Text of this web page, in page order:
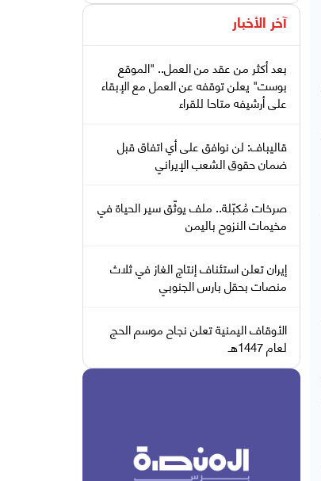
آخر الأخبار
بعد أكثر من عقد من العمل.. "الموقع
بوست" يعلن توقفه عن العمل مع الإبقاء
على أرشيفه متاحا للقراء
قاليباف: لن نوافق على أي اتفاق قبل
ضمان حقوق الشعب الإيراني
صرخات مُكبّلة.. ملف يوثّق سير الحياة في
مخيمات النزوح باليمن
إيران تعلن استئناف إنتاج الغاز في ثلاث
منصات بحقل بارس الجنوبي
الأوقاف اليمنية تعلن نجاح موسم الحج
لعام 1447هـ